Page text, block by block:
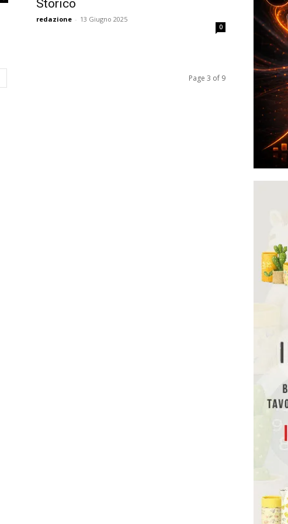
Storico
redazione - 13 Giugno 2025
0
Page 3 of 9